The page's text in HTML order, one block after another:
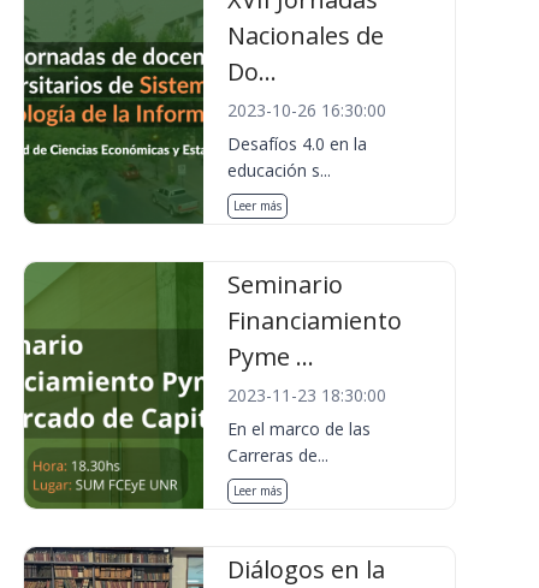
Nacionales de
Do...
2023-10-26 16:30:00
Desafíos 4.0 en la
educación s...
Leer más
Seminario
Financiamiento
Pyme ...
2023-11-23 18:30:00
En el marco de las
Carreras de...
Leer más
Diálogos en la